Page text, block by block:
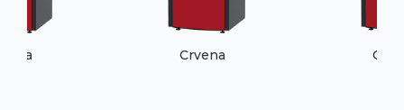
Crvena